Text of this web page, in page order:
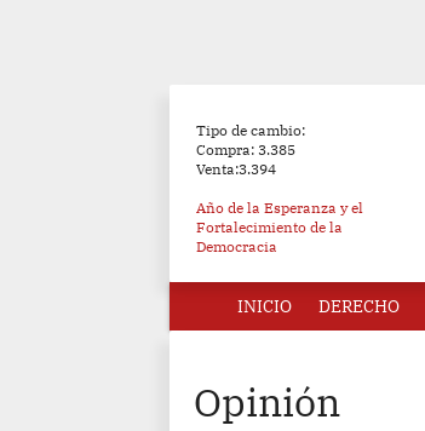
Tipo de cambio:
Compra: 3.385
Venta:3.394
Año de la Esperanza y el
Fortalecimiento de la
Democracia
INICIO DERECHO
Opinión